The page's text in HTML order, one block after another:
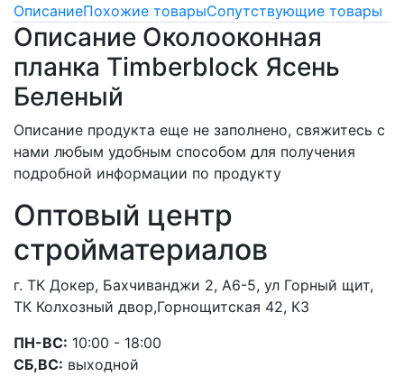
ОписаниеПохожие товарыСопутствующие товары
Описание Околооконная
планка Timberblock Ясень
Беленый
Описание продукта еще не заполнено, свяжитесь с
нами любым удобным способом для получения
подробной информации по продукту
Оптовый центр
стройматериалов
г. ТК Докер, Бахчиванджи 2, А6-5, ул Горный щит,
ТК Колхозный двор,Горнощитская 42, К3
ПН-ВС: 10:00 - 18:00
СБ,ВС: выходной